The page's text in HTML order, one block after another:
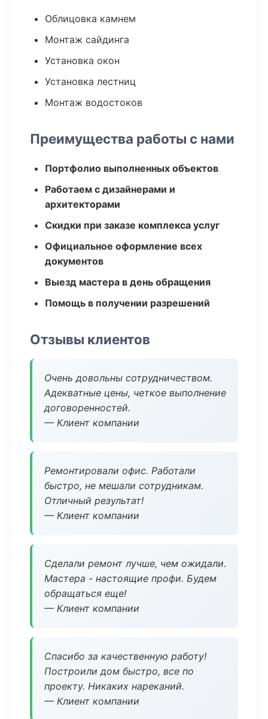
Облицовка камнем
Монтаж сайдинга
Установка окон
Установка лестниц
Монтаж водостоков
Преимущества работы с нами
Портфолио выполненных объектов
Работаем с дизайнерами и
архитекторами
Скидки при заказе комплекса услуг
Официальное оформление всех
документов
Выезд мастера в день обращения
Помощь в получении разрешений
Отзывы клиентов
Очень довольны сотрудничеством.
Адекватные цены, четкое выполнение
договоренностей.
— Клиент компании
Ремонтировали офис. Работали
быстро, не мешали сотрудникам.
Отличный результат!
— Клиент компании
Сделали ремонт лучше, чем ожидали.
Мастера - настоящие профи. Будем
обращаться еще!
— Клиент компании
Спасибо за качественную работу!
Построили дом быстро, все по
проекту. Никаких нареканий.
— Клиент компании